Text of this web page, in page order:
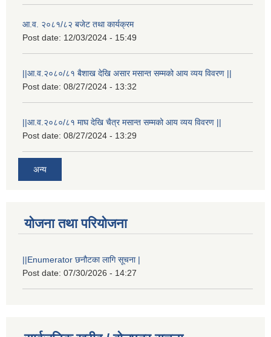
आ.व. २०८१/८२ बजेट तथा कार्यक्रम
Post date: 12/03/2024 - 15:49
||आ.व.२०८०/८१ बैशाख देखि असार मसान्त सम्मको आय व्यय विवरण ||
Post date: 08/27/2024 - 13:32
||आ.व.२०८०/८१ माघ देखि चैत्र मसान्त सम्मको आय व्यय विवरण ||
Post date: 08/27/2024 - 13:29
अन्य
योजना तथा परियोजना
||Enumerator छनौटका लागि सूचना |
Post date: 07/30/2026 - 14:27